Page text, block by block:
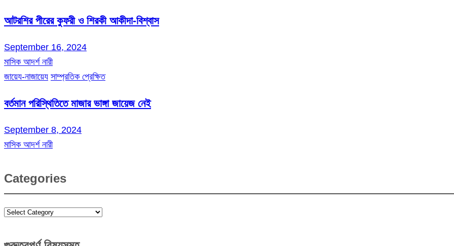
আটরশির পীরের কুফরী ও শিরকী আকীদা-বিশ্বাস
September 16, 2024
মাসিক আদর্শ নারী
জায়েয-নাজায়েয সাম্প্রতিক প্রেক্ষিত
বর্তমান পরিস্থিতিতে মাজার ভাঙ্গা জায়েজ নেই
September 8, 2024
মাসিক আদর্শ নারী
Categories
Categories